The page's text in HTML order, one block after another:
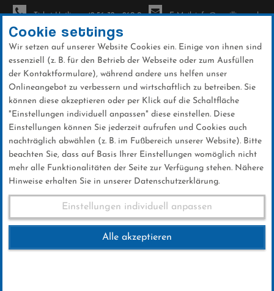
Direkt
zum
Inhalt
Ticket-Hotline: +49 56 32 - 960-0 E-Mail: info@sc-willingen.de
Galerien
3.000-Meter-Läufe SLK
Cookie settings
Wir setzen auf unserer Website Cookies ein. Einige von ihnen sind
essenziell (z. B. für den Betrieb der Webseite oder zum Ausfüllen
der Kontaktformulare), während andere uns helfen unser
Onlineangebot zu verbessern und wirtschaftlich zu betreiben. Sie
können diese akzeptieren oder per Klick auf die Schaltfläche
"Einstellungen individuell anpassen" diese einstellen. Diese
Einstellungen können Sie jederzeit aufrufen und Cookies auch
nachträglich abwählen (z. B. im Fußbereich unserer Website). Bitte
beachten Sie, dass auf Basis Ihrer Einstellungen womöglich nicht
mehr alle Funktionalitäten der Seite zur Verfügung stehen. Nähere
Hinweise erhalten Sie in unserer Datenschutzerklärung.
Einstellungen individuell anpassen
Alle akzeptieren